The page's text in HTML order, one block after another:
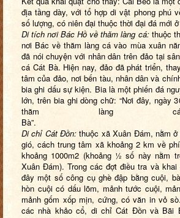
địa tầng dày, với tổ hợp di vật phong phú
số lượng, có niên đại thuộc thời đại đá mới
Di tích nơi Bác Hồ về thăm làng cá:thuộc
nơi Bác về thăm làng cá vào mùa xuân
đã nói chuyện với nhân dân trên đảo tại
cá Cát Bà. Hiện nay, đảo đã phát triển,
tâm của đảo, nơi bến tàu, nhân dân và
bia ghi dấu sự kiện. Bia là một phiến đá
lớn, trên bia ghi dòng chữ: “Nơi đây, ngày
thăm làng
Di chỉ Cát Đồn: thuộc xã Xuân Đám, nằm
gió, cách trung tâm xã khoảng 2 km về
khoảng 1000m2 (khoảng ½ số này nằm
Xuân Đám). Trong các đợt điều tra và
đây một số công cụ ghè đập bằng cuội,
hòn cuội có dấu lõm, mảnh tước cuội,
mảnh gốm xốp mịn, cứng, có văn in vỏ
các nhà khảo cổ, di chỉ Cát Đồn và Bãi